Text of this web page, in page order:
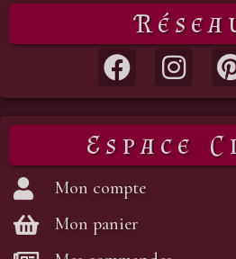
Espace
Mon compte
Mon panier